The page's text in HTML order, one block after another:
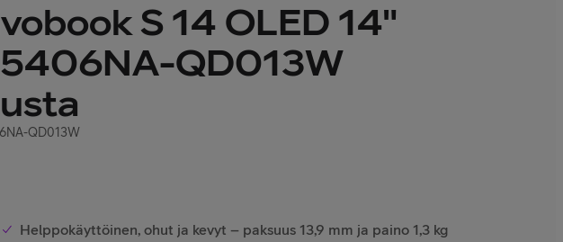
S 14 OLED 14"
QD013W
QD013W
Helppokäyttöinen, ohut ja kevyt – paksuus 13,9 mm ja paino 1,3 kg